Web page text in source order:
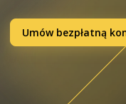
Umów bezpłatną